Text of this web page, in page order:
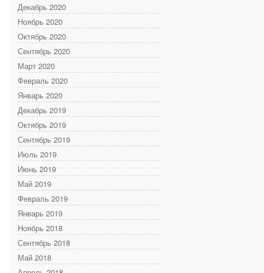
Декабрь 2020
Ноябрь 2020
Октябрь 2020
Сентябрь 2020
Март 2020
Февраль 2020
Январь 2020
Декабрь 2019
Октябрь 2019
Сентябрь 2019
Июль 2019
Июнь 2019
Май 2019
Февраль 2019
Январь 2019
Ноябрь 2018
Сентябрь 2018
Май 2018